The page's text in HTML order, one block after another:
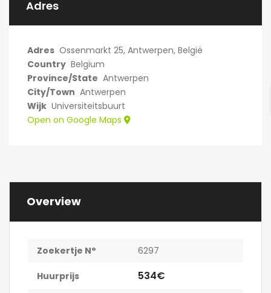
Oppervlakte: 18 m²
Adres
Adres Ossenmarkt 25, Antwerpen, België
Country Belgium
Province/State Antwerpen
City/Town Antwerpen
Wijk Universiteitsbuurt
Open on Google Maps
Overview
Zoekertje N° 6297
Huurprijs 534€